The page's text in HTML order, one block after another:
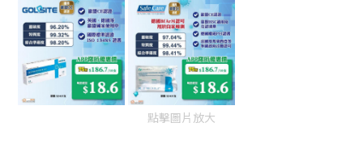
點擊圖片放大